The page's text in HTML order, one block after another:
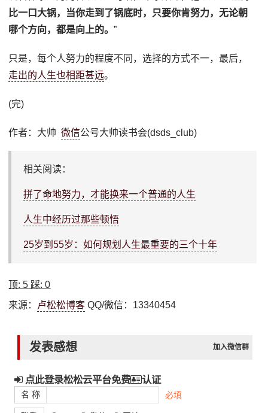
比一口大锅，当你走到了锅底时，只要你肯努力，无论朝
哪个方向，都是向上的。”
只是，每个人努力的程度不同，选择的方式不一，最后，
走出的人生也相距甚远。
(完)
作者：大帅微信公号大帅读书会(dsds_club)
相关阅读：
拼了命地努力，才能换来一个普通的人生
人生中经历过那些顿悟
25岁到55岁：如何规划人生最重要的三个十年
顶:5 踩:0
来源： 卢松松博客 QQ/微信：13340454
发表感想 加入微信群
点此登录松松云平台免费 认证
名 称 必填